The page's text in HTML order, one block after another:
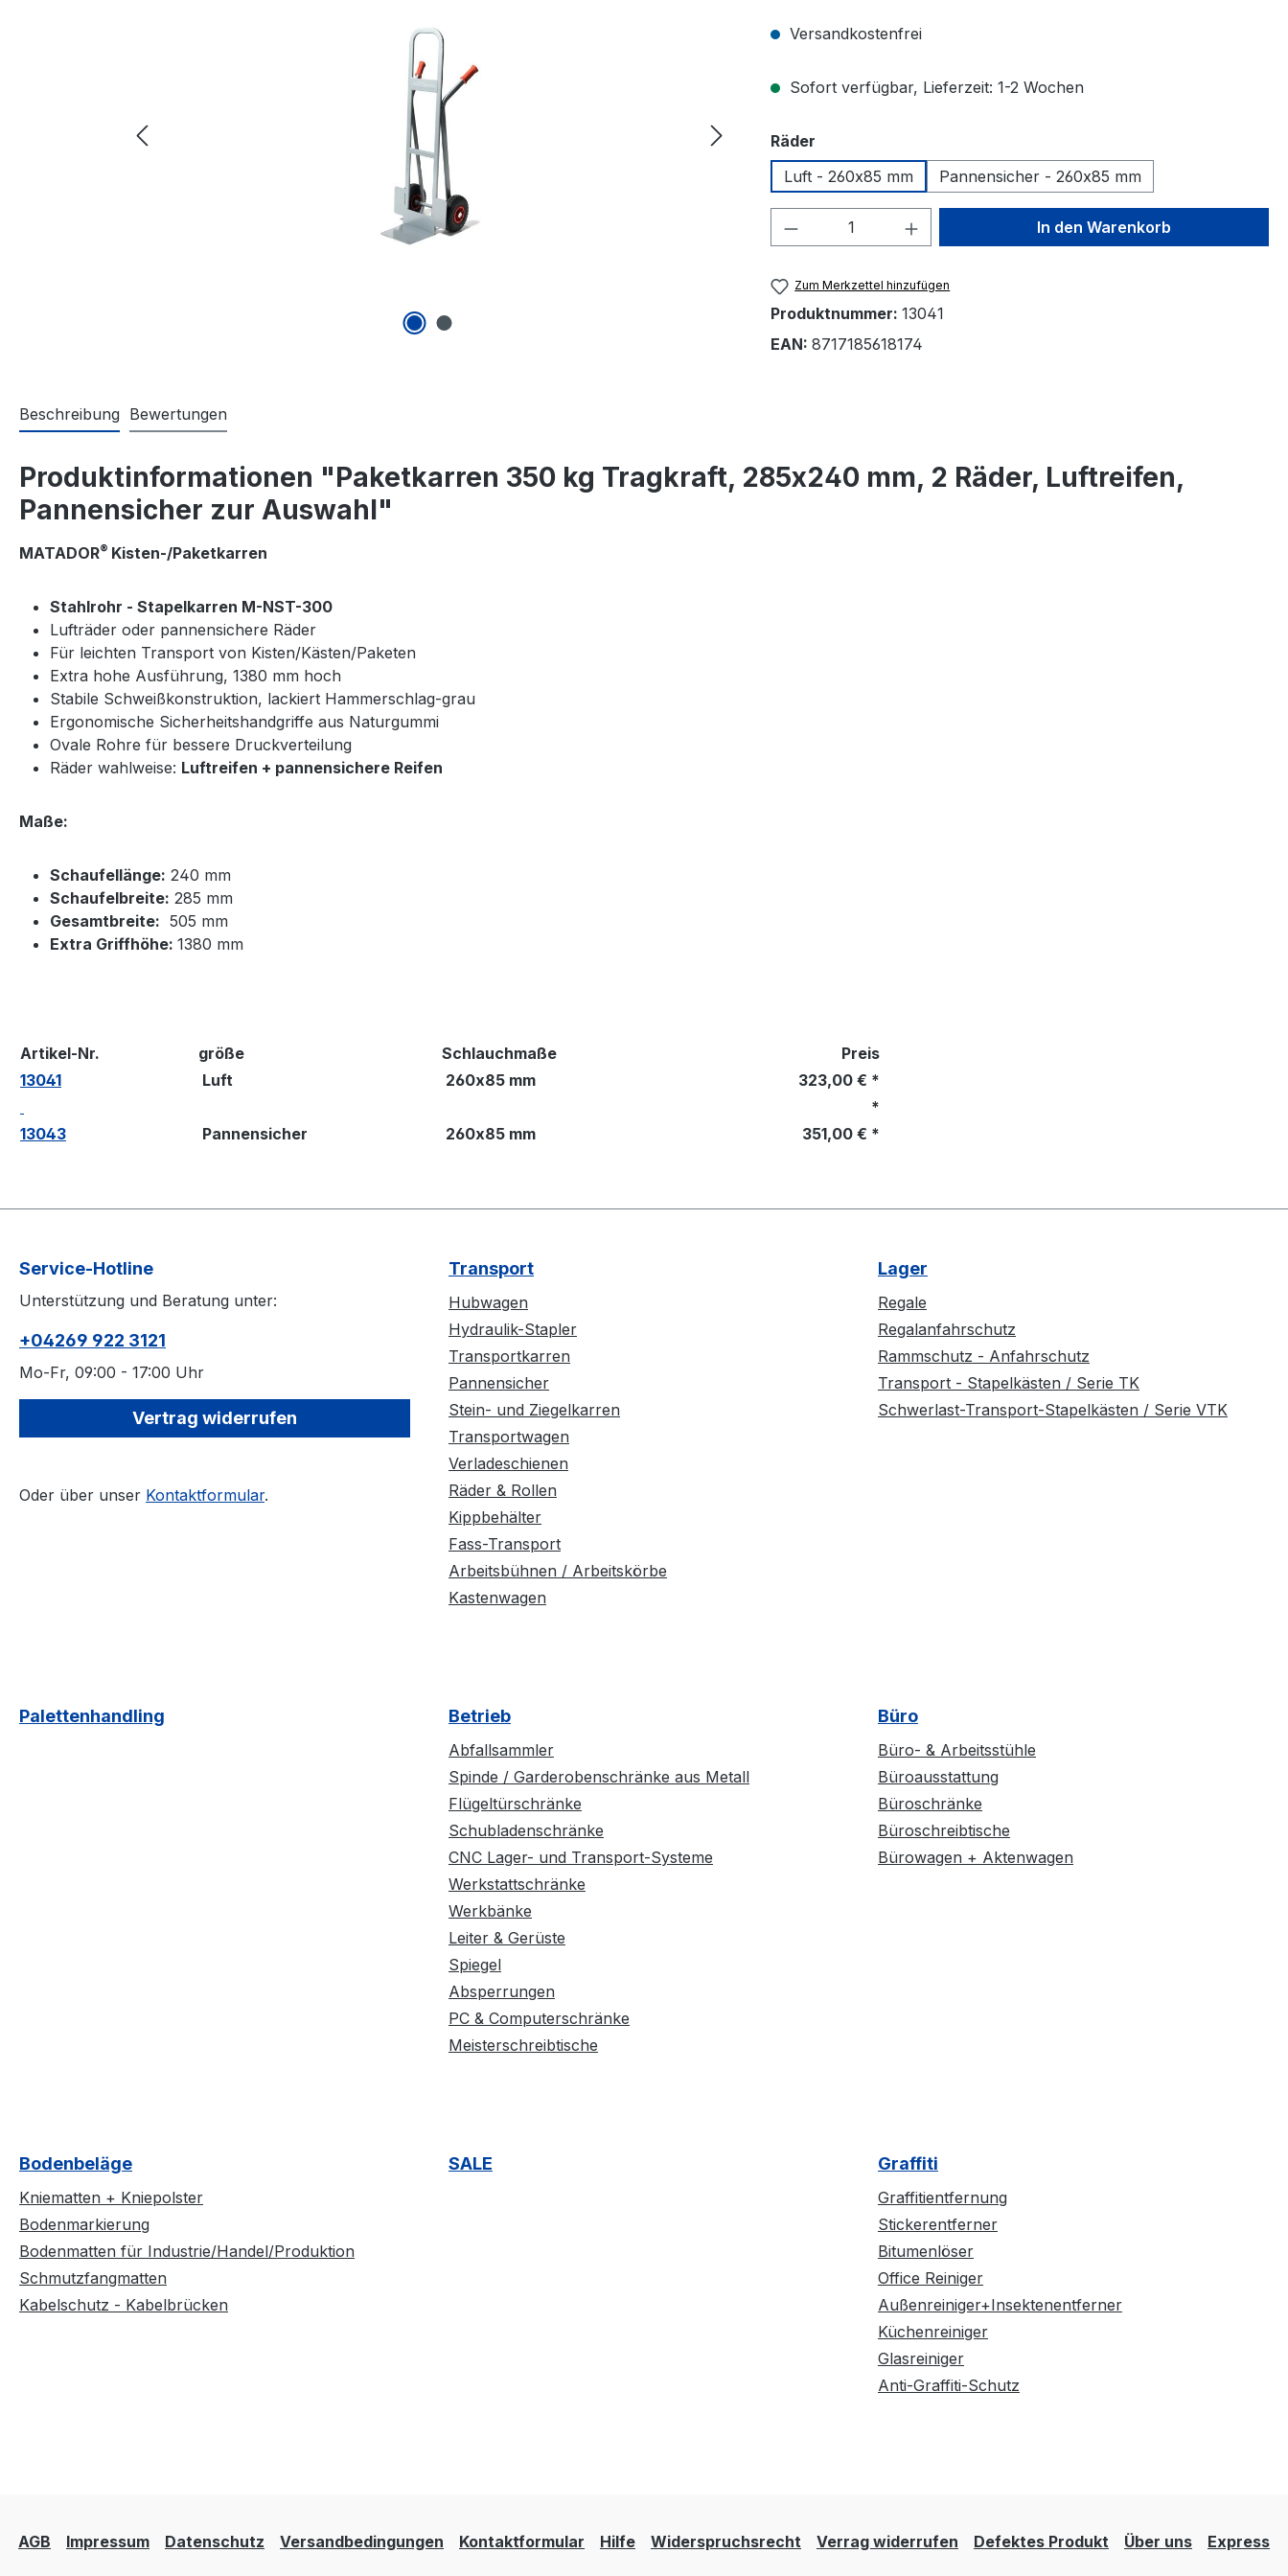
Versandkostenfrei
Sofort verfügbar, Lieferzeit: 1-2 Wochen
Räder
Luft - 260x85 mm
Pannensicher - 260x85 mm
Produkt Anzahl: Gib den gewünschten Wert
In den Warenkorb
Zum Merkzettel hinzufügen
Produktnummer: 13041
EAN: 8717185618174
Beschreibung Bewertungen
Produktinformationen "Paketkarren 350 kg Tragkraft, 285x240 mm, 2 Räder, Luftreifen,
Pannensicher zur Auswahl"
MATADOR® Kisten-/Paketkarren
Stahlrohr - Stapelkarren M-NST-300
Lufträder oder pannensichere Räder
Für leichten Transport von Kisten/Kästen/Paketen
Extra hohe Ausführung, 1380 mm hoch
Stabile Schweißkonstruktion, lackiert Hammerschlag-grau
Ergonomische Sicherheitshandgriffe aus Naturgummi
Ovale Rohre für bessere Druckverteilung
Räder wahlweise: Luftreifen + pannensichere Reifen
Maße:
Schaufellänge: 240 mm
Schaufelbreite: 285 mm
Gesamtbreite: 505 mm
Extra Griffhöhe: 1380 mm
Artikel-Nr. größe Schlauchmaße
Preis
13041
Luft 260x85 mm
323,00 € *
*
13043
Pannensicher 260x85 mm 351,00 € *
Service-Hotline
Unterstützung und Beratung unter:
+04269 922 3121
Mo-Fr, 09:00 - 17:00 Uhr
Vertrag widerrufen
Oder über unser Kontaktformular.
Transport
Hubwagen
Hydraulik-Stapler
Transportkarren
Pannensicher
Stein- und Ziegelkarren
Transportwagen
Verladeschienen
Räder & Rollen
Kippbehälter
Fass-Transport
Arbeitsbühnen / Arbeitskörbe
Kastenwagen
Lager
Regale
Regalanfahrschutz
Rammschutz - Anfahrschutz
Transport - Stapelkästen / Serie TK
Schwerlast-Transport-Stapelkästen / Serie VTK
Palettenhandling Betrieb
Abfallsammler
Spinde / Garderobenschränke aus Metall
Flügeltürschränke
Schubladenschränke
CNC Lager- und Transport-Systeme
Werkstattschränke
Werkbänke
Leiter & Gerüste
Spiegel
Absperrungen
PC & Computerschränke
Meisterschreibtische
Büro
Büro- & Arbeitsstühle
Büroausstattung
Büroschränke
Büroschreibtische
Bürowagen + Aktenwagen
Bodenbeläge
Kniematten + Kniepolster
Bodenmarkierung
Bodenmatten für Industrie/Handel/Produktion
Schmutzfangmatten
Kabelschutz - Kabelbrücken
SALE Graffiti
Graffitientfernung
Stickerentferner
Bitumenlöser
Office Reiniger
Außenreiniger+Insektenentferner
Küchenreiniger
Glasreiniger
Anti-Graffiti-Schutz
AGB Impressum Datenschutz Versandbedingungen Kontaktformular Hilfe Widerspruchsrecht Verrag widerrufen Defektes Produkt Über uns Express